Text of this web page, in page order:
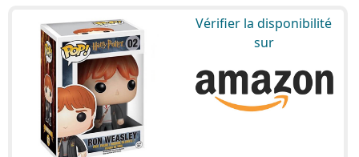
Vérifier la disponibilité
sur